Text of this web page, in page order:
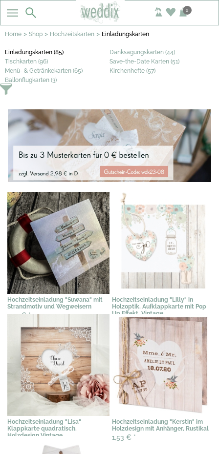
0
Home > Shop > Hochzeitskarten > Einladungskarten
Einladungskarten (85)
Danksagungskarten (44)
Tischkarten (96)
Save-the-Date Karten (51)
Menü- & Getränkekarten (65)
Kirchenhefte (57)
Ballonflugkarten (3)
Hochzeitseinladung "Suwana" mit
Strandmotiv und Wegweisern
1,79 €*
Hochzeitseinladung "Lilly" in
Holzoptik, Aufklappkarte mit Pop
Up Effekt, Vintage
2,35 € *
Hochzeitseinladung "Lisa"
Klappkarte quadratisch,
Holzdesign Vintage
Hochzeitseinladung "Kerstin" im
Holzdesign mit Anhänger, Rustikal
1,53 € *